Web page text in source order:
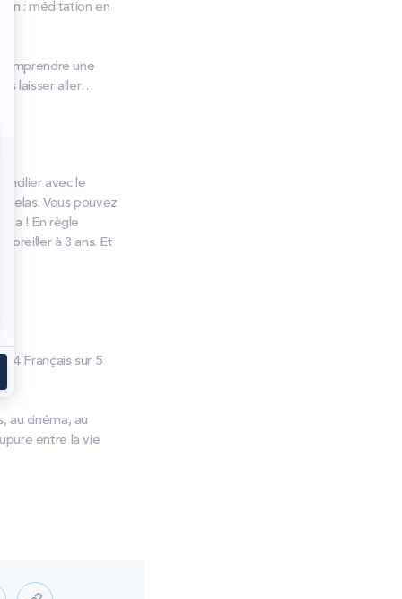
: méditation en
une
laisser aller…
avec le
Vous pouvez
ça ! En règle
oreiller à 3 ans. Et
4 Français sur 5
au cinéma, au
entre la vie